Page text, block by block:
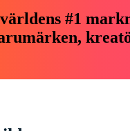
#1